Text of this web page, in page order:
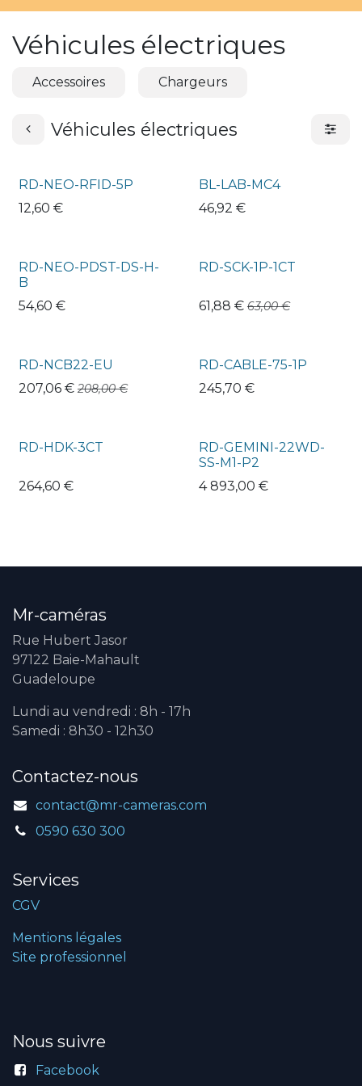
Véhicules électriques
Accessoires Chargeurs
Véhicules électriques
RD-NEO-RFID-5P
12,60 €
BL-LAB-MC4
46,92 €
RD-NEO-PDST-DS-H-
B
54,60 €
RD-SCK-1P-1CT
61,88 € 63,00€
RD-NCB22-EU
207,06 € 208,00€
RD-CABLE-75-1P
245,70 €
RD-HDK-3CT
264,60 €
RD-GEMINI-22WD-
SS-M1-P2
4 893,00 €
Mr-caméras
Rue Hubert Jasor
97122 Baie-Mahault
Guadeloupe
Lundi au vendredi : 8h - 17h
Samedi : 8h30 - 12h30
Contactez-nous
contact@mr-cameras.com
0590 630 300
Services
CGV
Mentions légales
Site professionnel
Nous suivre
Facebook